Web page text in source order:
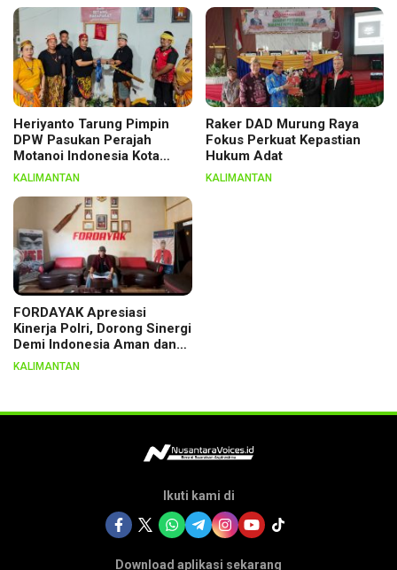
Heriyanto Tarung Pimpin
DPW Pasukan Perajah
Motanoi Indonesia Kota
Palangka Raya, Dikukuhkan
KALIMANTAN
Raker DAD Murung Raya
Fokus Perkuat Kepastian
Hukum Adat
KALIMANTAN
FORDAYAK Apresiasi
Kinerja Polri, Dorong Sinergi
Demi Indonesia Aman dan
Berkeadilan
KALIMANTAN
Ikuti kami di
Download aplikasi sekarang